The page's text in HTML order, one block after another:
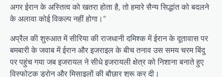
अगर ईरान के अस्तित्व को खतरा होता है, तो हमारे सैन्य सिद्धांत को बदलने
के अलावा कोई विकल्प नहीं होगा।”
अप्रैल की शुरुआत में सीरिया की राजधानी दमिश्क में ईरान के दूतावास पर
बमबारी के जवाब में ईरान और इजराइल के बीच तनाव उस समय चरम बिंदु
पर पहुंच गया जब इजरायल ने सीधे इजरायली क्षेत्र को निशाना बनाते हुए
विस्फोटक ड्रोन और मिसाइलों की बौछार शुरू कर दी।